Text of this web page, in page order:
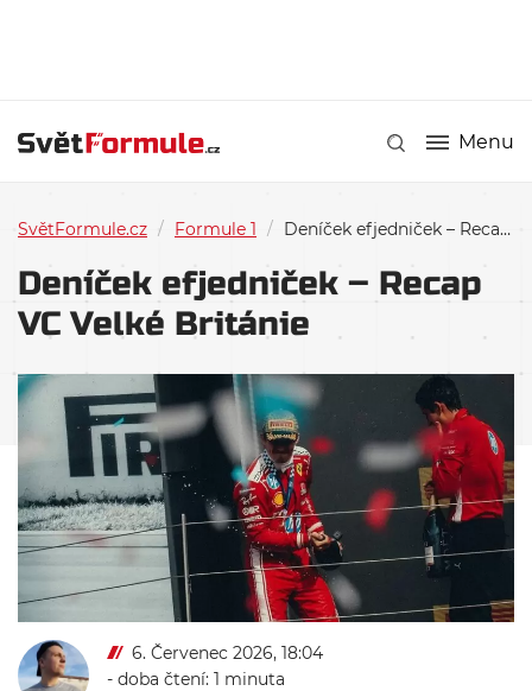
Menu
SvětFormule.cz / Formule 1 / Deníček efjedniček – Recap VC Velké Británie
Deníček efjedniček – Recap
VC Velké Británie
6. Červenec 2026, 18:04
- doba čtení: 1 minuta